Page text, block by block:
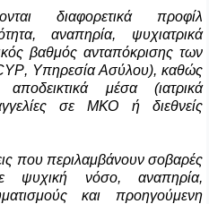
διαφορετικά προφίλ
αναπηρία, ψυχιατρικά
βαθμός ανταπόκρισης των
, Υπηρεσία Ασύλου), καθώς
μέσα (ιατρικά
σε ΜΚΟ ή διεθνείς
που περιλαμβάνουν σοβαρές
ψυχική νόσο, αναπηρία,
και προηγούμενη